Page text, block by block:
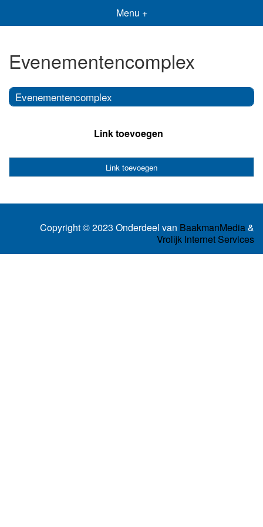
Menu +
Evenementencomplex
Evenementencomplex
Link toevoegen
Link toevoegen
Copyright © 2023 Onderdeel van BaakmanMedia&
Vrolijk Internet Services